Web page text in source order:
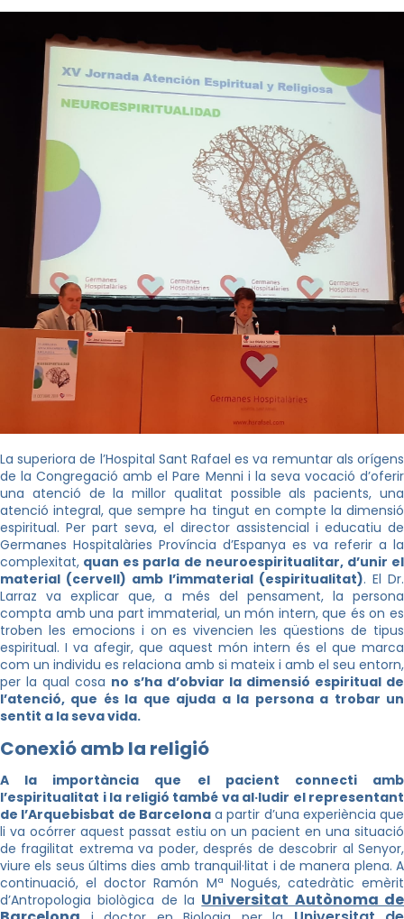
La superiora de l’Hospital Sant Rafael es va remuntar als orígens
de la Congregació amb el Pare Menni i la seva vocació d’oferir
una atenció de la millor qualitat possible als pacients, una
atenció integral, que sempre ha tingut en compte la dimensió
espiritual. Per part seva, el director assistencial i educatiu de
Germanes Hospitalàries Província d’Espanya es va referir a la
complexitat, quan es parla de neuroespiritualitar, d’unir el
material (cervell) amb l’immaterial (espiritualitat). El Dr.
Larraz va explicar que, a més del pensament, la persona
compta amb una part immaterial, un món intern, que és on es
troben les emocions i on es vivencien les qüestions de tipus
espiritual. I va afegir, que aquest món intern és el que marca
com un individu es relaciona amb si mateix i amb el seu entorn,
per la qual cosa no s’ha d’obviar la dimensió espiritual de
l’atenció, que és la que ajuda a la persona a trobar un
sentit a la seva vida.
Conexió amb la religió
A la importància que el pacient connecti amb
l’espiritualitat i la religió també va al·ludir el representant
de l’Arquebisbat de Barcelonaa partir d’una experiència que
li va ocórrer aquest passat estiu on un pacient en una situació
de fragilitat extrema va poder, després de descobrir al Senyor,
viure els seus últims dies amb tranquil·litat i de manera plena. A
continuació, el doctor Ramón Mª Nogués, catedràtic emèrit
d’Antropologia biològica de la Universitat Autònoma de